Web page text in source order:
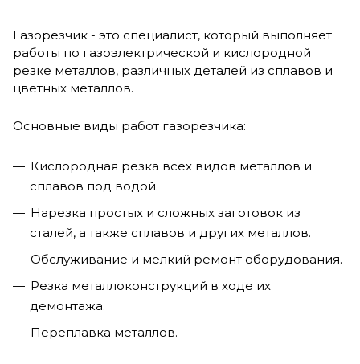
Газорезчик - это специалист, который выполняет
работы по газоэлектрической и кислородной
резке металлов, различных деталей из сплавов и
цветных металлов.
Основные виды работ газорезчика:
Кислородная резка всех видов металлов и
сплавов под водой.
Нарезка простых и сложных заготовок из
сталей, а также сплавов и других металлов.
Обслуживание и мелкий ремонт оборудования.
Резка металлоконструкций в ходе их
демонтажа.
Переплавка металлов.